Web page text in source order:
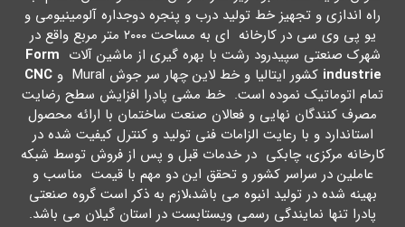
راه اندازي و تجهیز خط تولید درب و پنجره دوجداره آلومینیومی و
یو پی وي سی در کارخانه اي به مساحت ۲۰۰۰ متر مربع واقع در
شهرك صنعتی سپیدرود رشت با بهره گیري از ماشین آلات Form
industrie کشور ایتالیا و خط لاین چهار سر جوش Mural و
CNC
تمام اتوماتیک نموده است. خط مشی پادرا افزایش سطح رضایت
مصرف کنندگان نهایی و فعالان صنعت ساختمان با ارائه محصول
استاندارد و با رعایت الزامات فنی تولید و کنترل کیفیت شده در
کارخانه مرکزي، چابکی در خدمات قبل و پس از فروش توسط شبکه
عاملین در سراسر کشور و تحقق این دو مهم با قیمت مناسب و
بهینه شده در تولید انبوه می باشد،لازم به ذکر است گروه صنعتی
پادرا تنها نمایندگی رسمی ویستابست در استان گیلان می باشد.